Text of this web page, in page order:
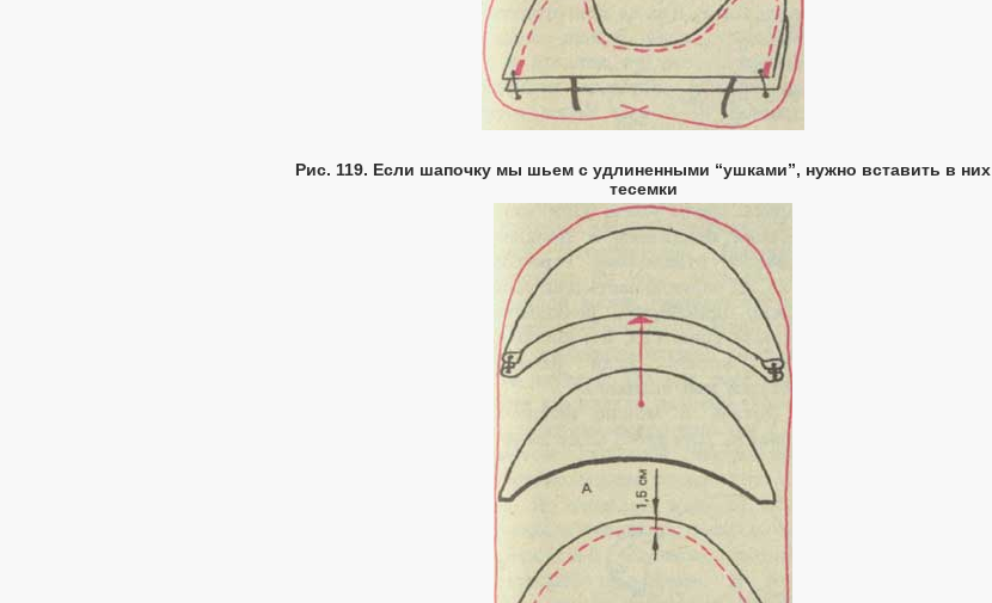
Рис. 119. Если шапочку мы шьем с удлиненными “ушками”, нужно вставить в них
тесемки